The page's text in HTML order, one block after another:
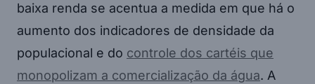
baixa renda se acentua a medida em que há o
aumento dos indicadores de densidade da
populacional e do controle dos cartéis que
monopolizam a comercialização da água. A